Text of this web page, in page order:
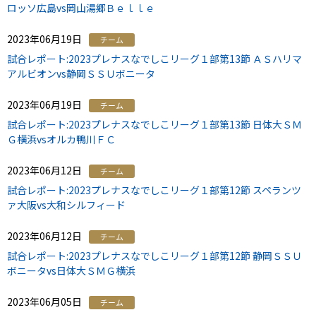
ロッソ広島vs岡山湯郷Ｂｅｌｌｅ
2023年06月19日 チーム
試合レポート:2023プレナスなでしこリーグ１部第13節 ＡＳハリマ
アルビオンvs静岡ＳＳＵボニータ
2023年06月19日 チーム
試合レポート:2023プレナスなでしこリーグ１部第13節 日体大ＳＭ
Ｇ横浜vsオルカ鴨川ＦＣ
2023年06月12日 チーム
試合レポート:2023プレナスなでしこリーグ１部第12節 スペランツ
ァ大阪vs大和シルフィード
2023年06月12日 チーム
試合レポート:2023プレナスなでしこリーグ１部第12節 静岡ＳＳＵ
ボニータvs日体大ＳＭＧ横浜
2023年06月05日 チーム